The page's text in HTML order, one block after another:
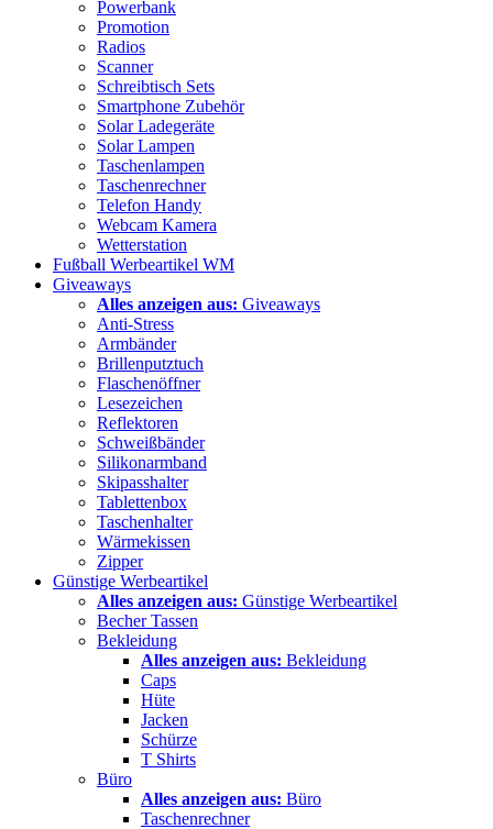
Powerbank
Promotion
Radios
Scanner
Schreibtisch Sets
Smartphone Zubehör
Solar Ladegeräte
Solar Lampen
Taschenlampen
Taschenrechner
Telefon Handy
Webcam Kamera
Wetterstation
Fußball Werbeartikel WM
Giveaways
Alles anzeigen aus: Giveaways
Anti-Stress
Armbänder
Brillenputztuch
Flaschenöffner
Lesezeichen
Reflektoren
Schweißbänder
Silikonarmband
Skipasshalter
Tablettenbox
Taschenhalter
Wärmekissen
Zipper
Günstige Werbeartikel
Alles anzeigen aus: Günstige Werbeartikel
Becher Tassen
Bekleidung
Alles anzeigen aus: Bekleidung
Caps
Hüte
Jacken
Schürze
T Shirts
Büro
Alles anzeigen aus: Büro
Taschenrechner